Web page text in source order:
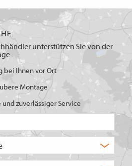
unterstützen Sie von der
bei Ihnen vor Ort
Montage
zuverlässiger Service